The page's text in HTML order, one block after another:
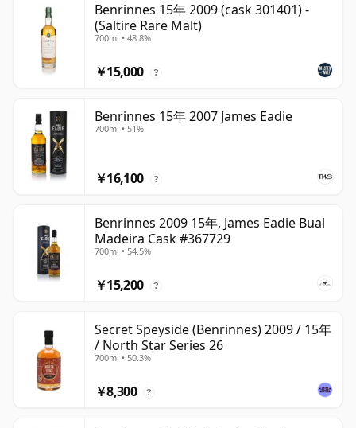
Benrinnes 15年 2009 (cask 301401) -
(Saltire Rare Malt)
700ml • 48.8%
￥15,000 ?
Benrinnes 15年 2007 James Eadie
700ml • 51%
￥16,100 ?
Benrinnes 2009 15年, James Eadie Bual
Madeira Cask #367729
700ml • 54.5%
￥15,200 ?
Secret Speyside (Benrinnes) 2009 / 15年
/ North Star Series 26
700ml • 50.3%
￥8,300 ?